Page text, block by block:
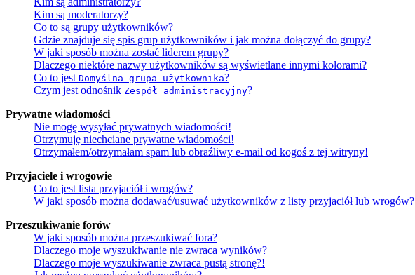
Kim są moderatorzy?
Co to są grupy użytkowników?
Gdzie znajduje się spis grup użytkowników i jak można dołączyć do grupy?
W jaki sposób można zostać liderem grupy?
Dlaczego niektóre nazwy użytkowników są wyświetlane innymi kolorami?
Co to jest Domyślna grupa użytkownika?
Czym jest odnośnik Zespół administracyjny?
Prywatne wiadomości
Nie mogę wysyłać prywatnych wiadomości!
Otrzymuję niechciane prywatne wiadomości!
Otrzymałem/otrzymałam spam lub obraźliwy e-mail od kogoś z tej witryny!
Przyjaciele i wrogowie
Co to jest lista przyjaciół i wrogów?
W jaki sposób można dodawać/usuwać użytkowników z listy przyjaciół lub wrogów?
Przeszukiwanie forów
W jaki sposób można przeszukiwać fora?
Dlaczego moje wyszukiwanie nie zwraca wyników?
Dlaczego moje wyszukiwanie zwraca pustą stronę?!